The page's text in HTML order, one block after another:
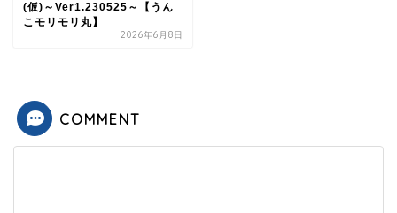
(仮)～Ver1.230525～【うん
こモリモリ丸】
2026年6月8日
COMMENT